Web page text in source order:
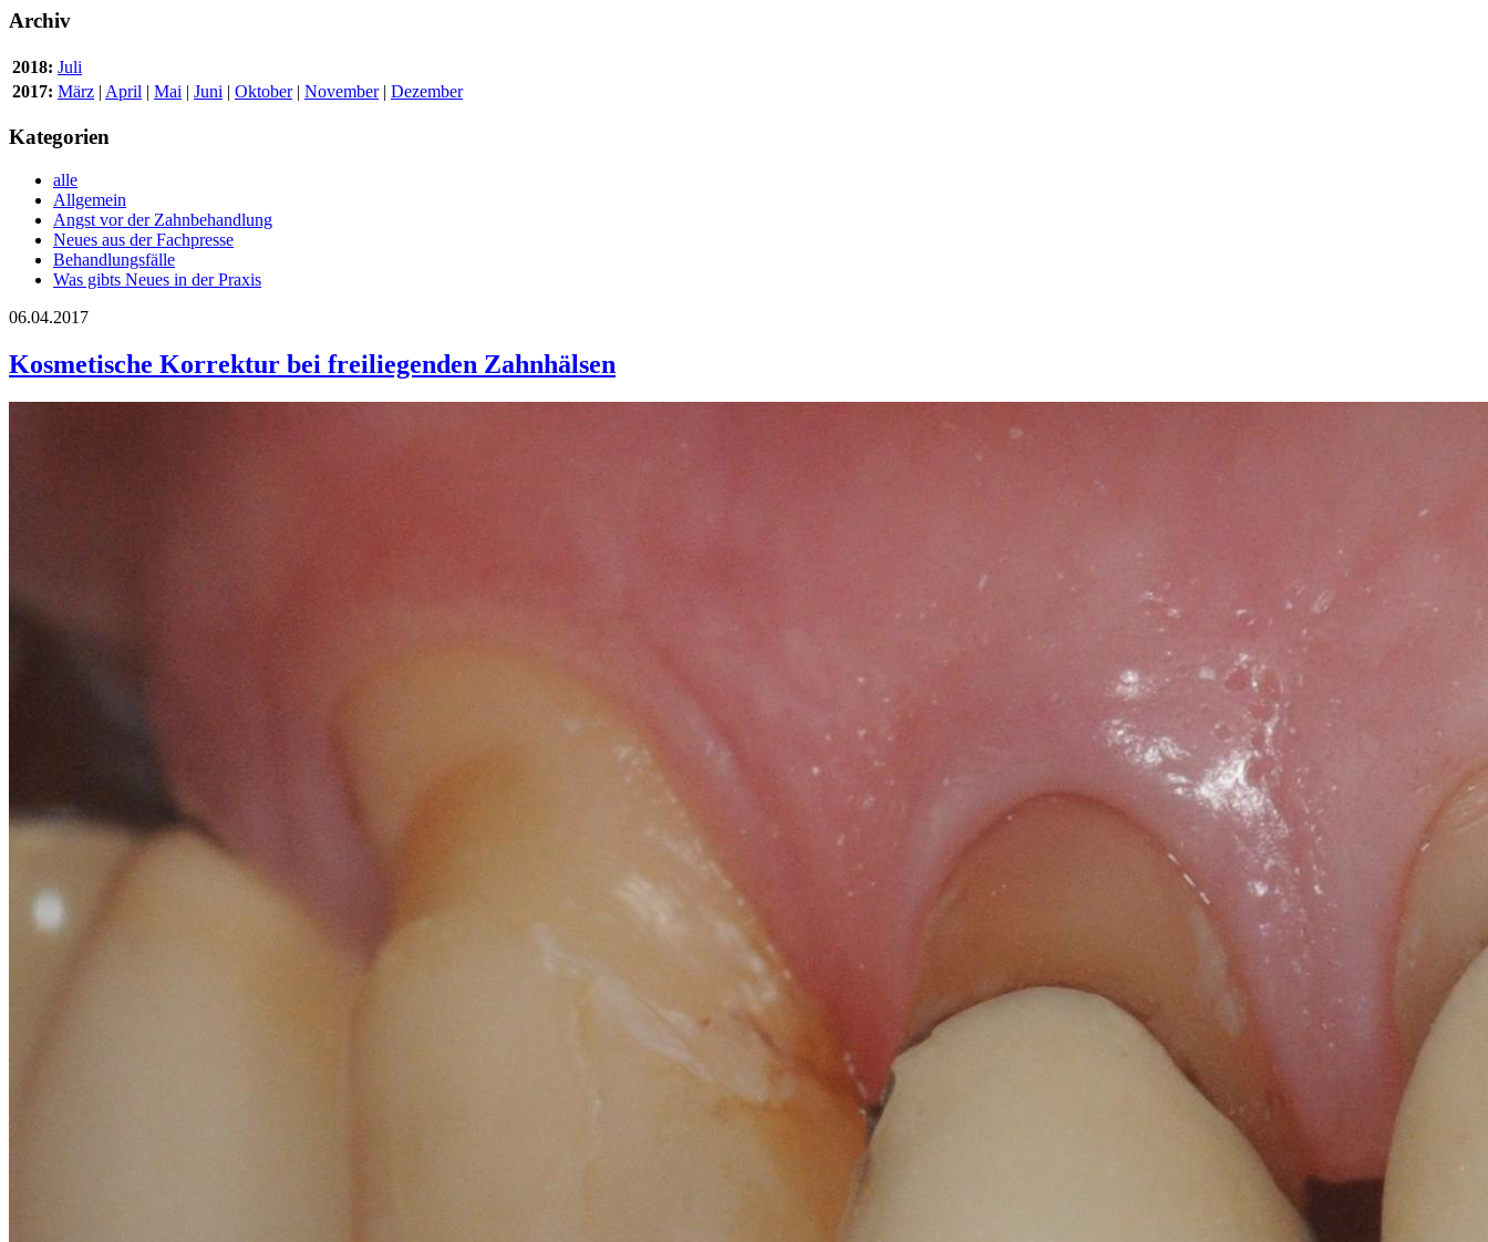
Archiv
2018: Juli
2017: März | April | Mai | Juni | Oktober| November| Dezember
Kategorien
alle
Allgemein
Angst vor der Zahnbehandlung
Neues aus der Fachpresse
Behandlungsfälle
Was gibts Neues in der Praxis
06.04.2017
Kosmetische Korrektur bei freiliegenden Zahnhälsen